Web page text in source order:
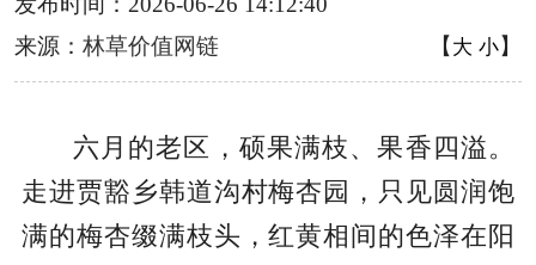
来源： 林草价值网链 【 大 小】
六月的老区，硕果满枝、果香四溢。
走进贾豁乡韩道沟村梅杏园，只见圆润饱
满的梅杏缀满枝头，红黄相间的色泽在阳